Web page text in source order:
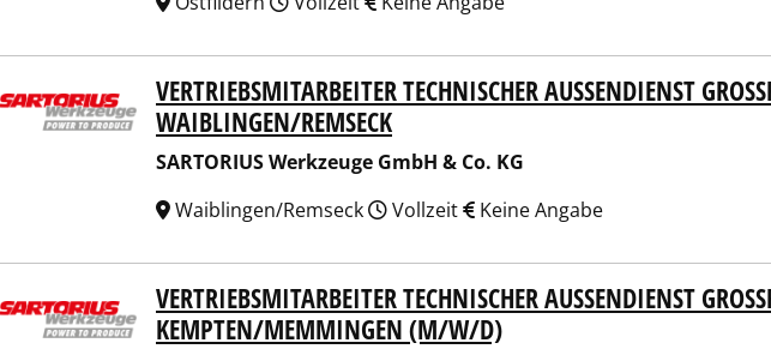
SARTORIUS Werkzeuge GmbH & Co. KG
VERTRIEBSMITARBEITER TECHNISCHER AUSSENDIENST
IBLINGEN/REMSECK
SARTORIUS Werkzeuge GmbH & Co. KG
Waiblingen/Remseck
Vollzeit Keine Angabe
SARTORIUS Werkzeuge GmbH & Co. KG
VERTRIEBSMITARBEITER TECHNISCHER AUSSENDIENST
MPTEN/MEMMINGEN (M/W/D)